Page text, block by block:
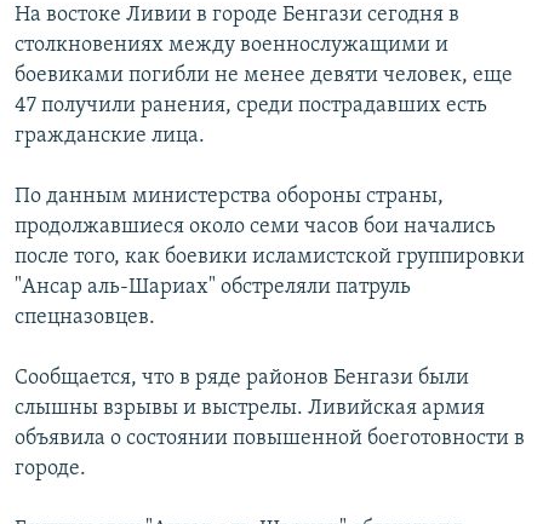
Все сайты РСЕ/РС
На востоке Ливии в городе Бенгази сегодня в
столкновениях между военнослужащими и
боевиками погибли не менее девяти человек, еще
47 получили ранения, среди пострадавших есть
гражданские лица.
По данным министерства обороны страны,
продолжавшиеся около семи часов бои начались
после того, как боевики исламистской группировки
"Ансар аль-Шариах" обстреляли патруль
спецназовцев.
Сообщается, что в ряде районов Бенгази были
слышны взрывы и выстрелы. Ливийская армия
объявила о состоянии повышенной боеготовности в
городе.